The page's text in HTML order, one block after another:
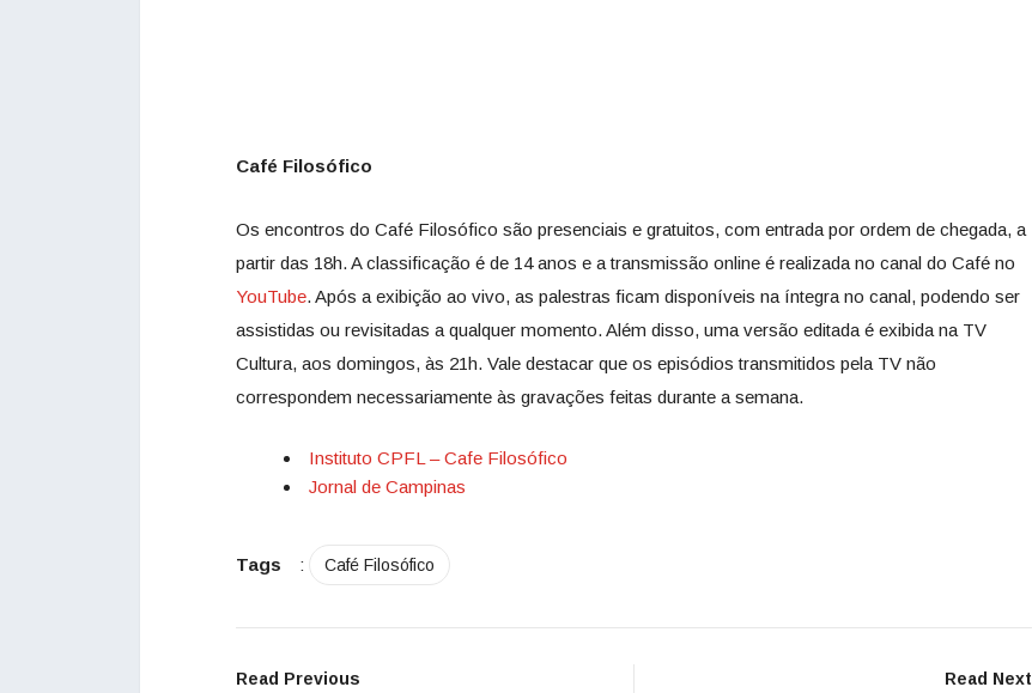
Café Filosófico
Os encontros do Café Filosófico são presenciais e gratuitos, com entrada por ordem de chegada, a
partir das 18h. A classificação é de 14 anos e a transmissão online é realizada no canal do Café no
YouTube. Após a exibição ao vivo, as palestras ficam disponíveis na íntegra no canal, podendo ser
assistidas ou revisitadas a qualquer momento. Além disso, uma versão editada é exibida na TV
Cultura, aos domingos, às 21h. Vale destacar que os episódios transmitidos pela TV não
correspondem necessariamente às gravações feitas durante a semana.
Instituto CPFL – Cafe Filosófico
Jornal de Campinas
Tags : Café Filosófico
Read Previous Read Next